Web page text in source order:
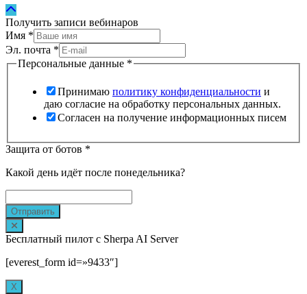
Получить записи вебинаров
Имя *
Эл. почта *
Персональные данные *
Принимаю политику конфиденциальности и
даю согласие на обработку персональных данных.
Согласен на получение информационных писем
Защита от ботов *
Какой день идёт после понедельника?
Отправить
Бесплатный пилот с Sherpa AI Server
[everest_form id=»9433″]
Х